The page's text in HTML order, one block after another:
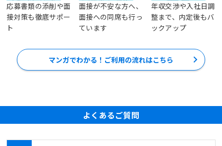
応募書類の添削や面
接対策も徹底サポー
ト
面接が不安な方へ、
面接への同席も行っ
ています
年収交渉や入社日調
整まで、内定後もバ
ックアップ
マンガでわかる！ご利用の流れはこちら
よくあるご質問